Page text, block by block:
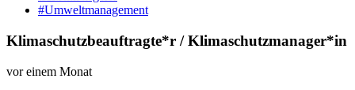
#Umweltmanagement
Klimaschutzbeauftragte*r / Klimaschutzmanager*in
vor einem Monat